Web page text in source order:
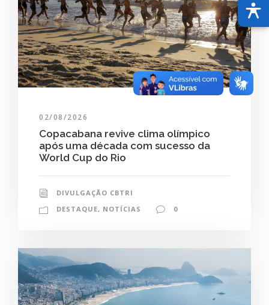
02/08/2026
Copacabana revive clima olímpico
após uma década com sucesso da
World Cup do Rio
DIVULGAÇÃO CBTRI
DESTAQUE, NOTÍCIAS 0